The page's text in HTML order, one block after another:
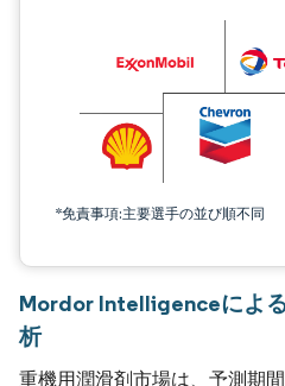
*免責事項:主要選手の並び順不同
Mordor Intelligenceによ
析
重機用潤滑剤市場は、予測期